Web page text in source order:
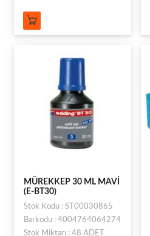
MÜREKKEP 30 ML MAVİ
(E-BT30)
Stok Kodu : ST00030865
Barkodu : 4004764064274
Stok Miktarı : 48 ADET